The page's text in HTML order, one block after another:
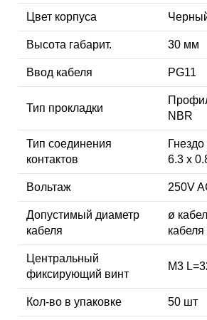
Цвет корпуса
Высота габарит. 30 мм
Ввод кабеля PG11
Тип прокладки
NBR
Тип соединения
контактов
6.3 x
Вольтаж 250V
Допустимый диаметр
кабеля
ø
Центральный
фиксирующий винт
М3
Кол-во в упаковке 50 шт